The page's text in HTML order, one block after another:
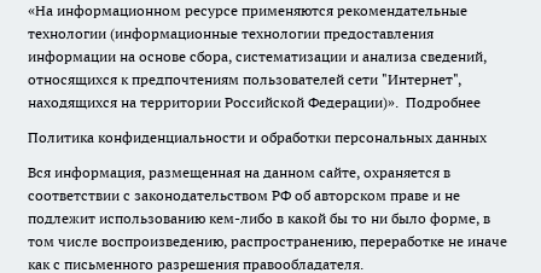
«На информационном ресурсе применяются рекомендательные
технологии (информационные технологии предоставления
информации на основе сбора, систематизации и анализа сведений,
относящихся к предпочтениям пользователей сети "Интернет",
находящихся на территории Российской Федерации)». Подробнее
Политика конфиденциальности и обработки персональных данных
Вся информация, размещенная на данном сайте, охраняется в
соответствии с законодательством РФ об авторском праве и не
подлежит использованию кем-либо в какой бы то ни было форме, в
том числе воспроизведению, распространению, переработке не иначе
как с письменного разрешения правообладателя.